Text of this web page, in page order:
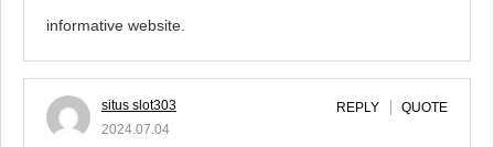
informative website.
situs slot303
2024.07.04
REPLY QUOTE